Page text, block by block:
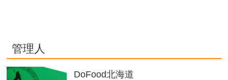
管理人
DoFood北海道